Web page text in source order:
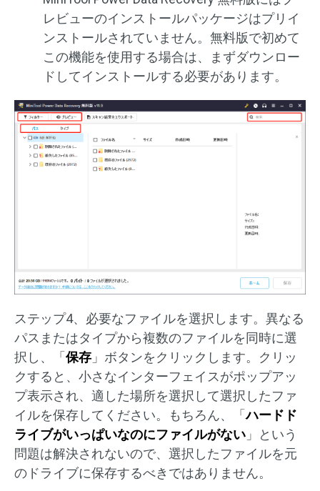
レビューのインストールパッケージはプリイ
ンストールされていません。無料版で初めて
この機能を使用する場合は、まずダウンロー
ドしてインストールする必要があります。
ステップ4、必要なファイルを選択します。異なる
パスまたはタイプから複数のファイルを同時に選
択し、「 保存 」ボタンをクリックします。クリッ
クすると、小さなインターフェイスがポップアッ
プ表示され、適した場所を選択して選択したファ
イルを保存してください。もちろん、「ハードド
ライブがいっぱいなのにファイルがない 」という
問題は解決されないので、選択したファイルを元
のドライブに保存するべきではありません。